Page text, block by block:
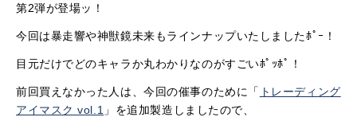
第2弾が登場ッ！
今回は暴走響や神獣鏡未来もラインナップいたしましたﾎﾟｰ！
目元だけでどのキャラか丸わかりなのがすごいﾎﾟｯﾎﾟ！
前回買えなかった人は、今回の催事のために「 トレーディング
アイマスク vol.1 」を追加製造しましたので、